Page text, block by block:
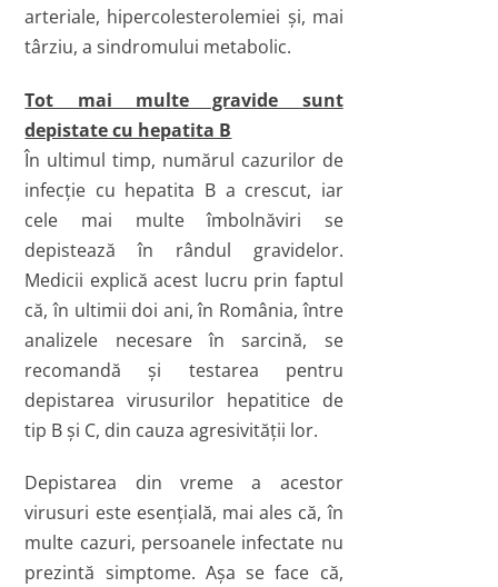
arteriale, hipercolesterolemiei şi, mai
târziu, a sindromului metabolic.
Tot mai multe gravide sunt
depistate cu hepatita B
În ultimul timp, numărul cazurilor de
infecţie cu hepatita B a crescut, iar
cele mai multe îmbolnăviri se
depistează în rândul gravidelor.
Medicii explică acest lucru prin faptul
că, în ultimii doi ani, în România, între
analizele necesare în sarcină, se
recomandă şi testarea pentru
depistarea virusurilor hepatitice de
tip B şi C, din cauza agresivităţii lor.
Depistarea din vreme a acestor
virusuri este esenţială, mai ales că, în
multe cazuri, persoanele infectate nu
prezintă simptome. Aşa se face că,